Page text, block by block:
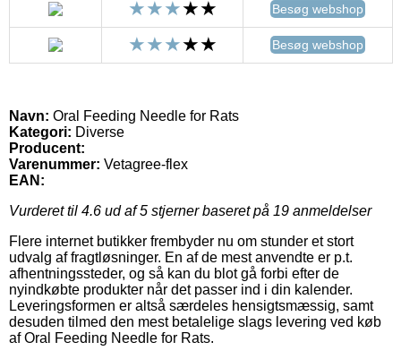
Besøg webshop
Besøg webshop
Navn: Oral Feeding Needle for Rats
Kategori: Diverse
Producent:
Varenummer: Vetagree-flex
EAN:
Vurderet til 4.6 ud af 5 stjerner baseret på 19 anmeldelser
Flere internet butikker frembyder nu om stunder et stort
udvalg af fragtløsninger. En af de mest anvendte er p.t.
afhentningssteder, og så kan du blot gå forbi efter de
nyindkøbte produkter når det passer ind i din kalender.
Leveringsformen er altså særdeles hensigtsmæssig, samt
desuden tilmed den mest betalelige slags levering ved køb
af Oral Feeding Needle for Rats.